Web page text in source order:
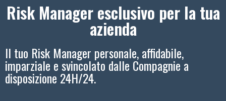
Risk Manager esclusivo per la tua
azienda
Il tuo Risk Manager personale, affidabile,
imparziale e svincolato dalle Compagnie a
disposizione 24H/24.